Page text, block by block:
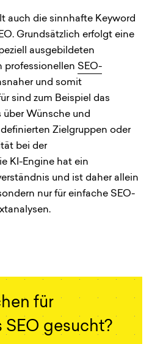
auch die sinnhafte Keyword
Grundsätzlich erfolgt eine
ausgebildeten
professionellen SEO-
und somit
sind zum Beispiel das
Wünsche und
Zielgruppen oder
bei der
KI-Engine hat ein
und ist daher allein
nur für einfache SEO-
für
gesucht?